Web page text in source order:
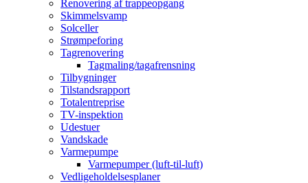
Renovering af trappeopgang
Skimmelsvamp
Solceller
Strømpeforing
Tagrenovering
Tagmaling/tagafrensning
Tilbygninger
Tilstandsrapport
Totalentreprise
TV-inspektion
Udestuer
Vandskade
Varmepumpe
Varmepumper (luft-til-luft)
Vedligeholdelsesplaner